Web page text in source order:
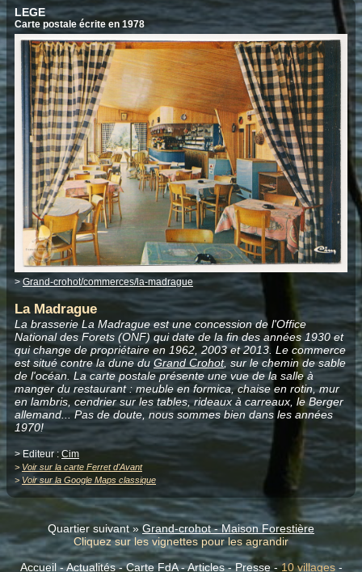
LEGE
Carte postale écrite en 1978
>Grand-crohot/commerces/la-madrague
La Madrague
La brasserie La Madrague est une concession de l'Office
National des Forets (ONF) qui date de la fin des années 1930 et
qui change de propriétaire en 1962, 2003 et 2013. Le commerce
est situé contre la dune du Grand Crohot, sur le chemin de sable
de l'océan. La carte postale présente une vue de la salle à
manger du restaurant : meuble en formica, chaise en rotin, mur
en lambris, cendrier sur les tables, rideaux à carreaux, le Berger
allemand... Pas de doute, nous sommes bien dans les années
1970!
> Editeur :Cim
> Voir sur la carte Ferret d'Avant
> Voir sur la Google Maps classique
Quartier suivant »Grand-crohot - Maison Forestière
Cliquez sur les vignettes pour les agrandir
Accueil-Actualités-Carte FdA-Articles-Presse-10 villages-